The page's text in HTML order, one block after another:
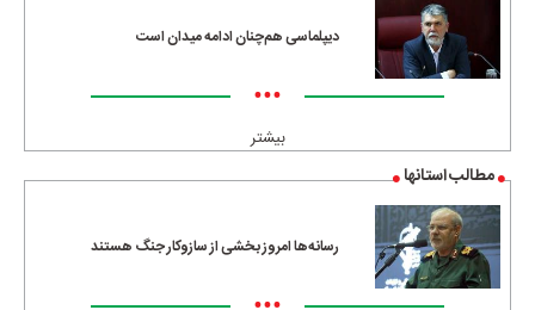
دیپلماسی هم‌چنان ادامه میدان است
•••
بیشتر
مطالب استانها
رسانه‌ها امروز بخشی از سازوکار جنگ هستند